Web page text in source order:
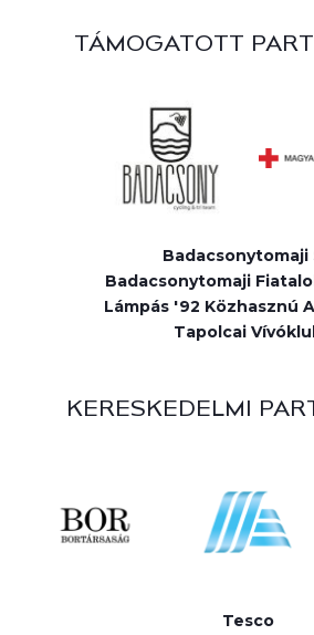
TÁMOGATOTT
Badacsonytomaji
Badacsonytomaji
Lámpás '92 Közhasznú
Tapolcai
KERESKEDELMI
Tesco